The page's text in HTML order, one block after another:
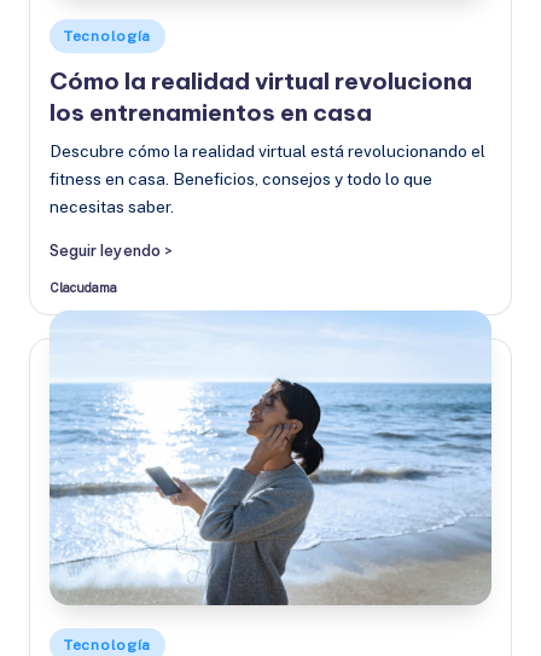
Publicado
en
Tecnología
Cómo la realidad virtual revoluciona
los entrenamientos en casa
Descubre cómo la realidad virtual está revolucionando el
fitness en casa. Beneficios, consejos y todo lo que
necesitas saber.
Seguir leyendo >
Publicado
por
Clacudama
Publicado
Tecnología